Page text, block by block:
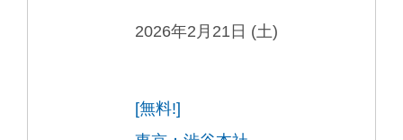
2026年2月21日 (土)
[無料!]